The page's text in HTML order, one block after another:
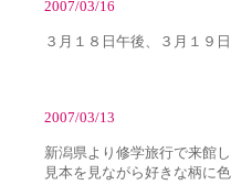
2007/03/16
３月１８日午後、３月１９
2007/03/13
新潟県より修学旅行で来館
見本を見ながら好きな柄に